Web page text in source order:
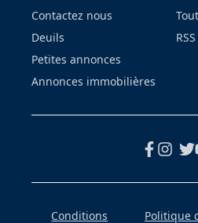
Contactez nous
Deuils
Petites annonces
Annonces immobilières
RSS
Conditions Politique